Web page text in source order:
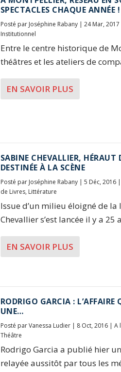
SPECTACLES CHAQUE ANNÉE !
Posté par Joséphine Rabany| 24 Mar, 2017
Institutionnel
Entre le centre historique de
théâtres et les ateliers de
EN SAVOIR PLUS
SABINE CHEVALLIER, HÉRAUT
DESTINÉE À LA SCÈNE
Posté par Joséphine Rabany| 5 Déc, 2016|
de Livres, Littérature
Issue d’un milieu éloigné de
Chevallier s’est lancée il y a 25
EN SAVOIR PLUS
RODRIGO GARCIA : L’AFFAIRE
UNE…
Posté parVanessa Ludier| 8 Oct, 2016| A
Théâtre
Rodrigo Garcia a publié hier
relayée aussitôt par tous les